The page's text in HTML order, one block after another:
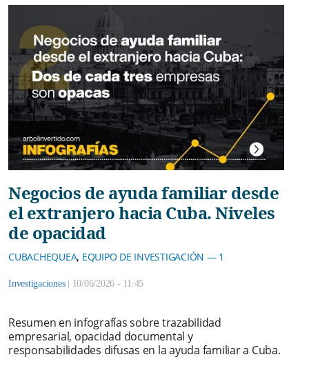
Negocios de ayuda familiar desde
el extranjero hacia Cuba. Niveles
de opacidad
CUBACHEQUEA, EQUIPO DE INVESTIGACIÓN — 1
Investigaciones | 10/06/2026 - 11:45
Resumen en infografías sobre trazabilidad
empresarial, opacidad documental y
responsabilidades difusas en la ayuda familiar a Cuba.